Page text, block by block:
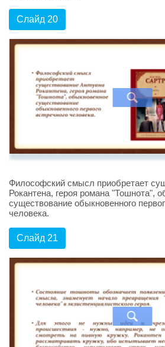
Слайд 20
Философский смысл приобретает
Рокантена, героя романа "Тошнота",
существование обыкновенного
человека.
Слайд 21